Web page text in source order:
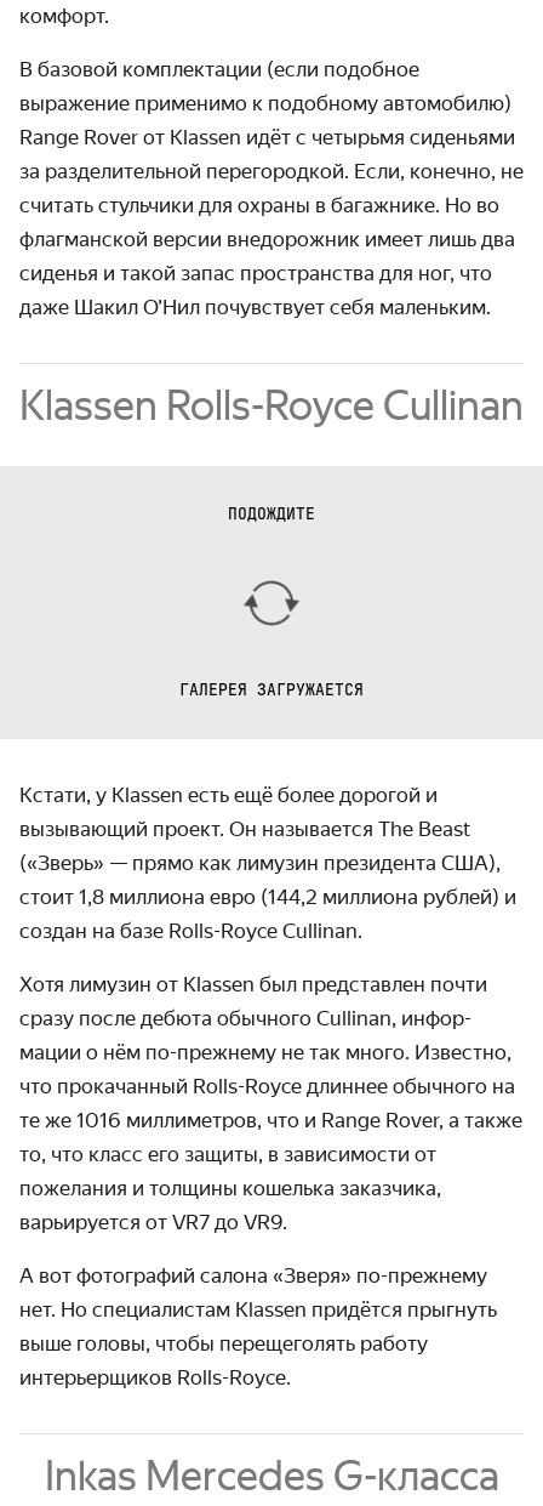
комфорт.
В базовой комплектации (если подобное
выражение применимо к подобному авто­мобилю)
Range Rover от Klassen идёт с четырьмя сиденьями
за раздели­тельной пере­городкой. Если, конечно, не
считать стуль­чики для охраны в багажнике. Но во
флагман­ской версии внедорожник имеет лишь два
сиденья и такой запас простран­ства для ног, что
даже Шакил О’Нил почувствует себя маленьким.
Klassen Rolls-Royce Cullinan
ПОДОЖДИТЕ
ГАЛЕРЕЯ ЗАГРУЖАЕТСЯ
Кстати, у Klassen есть ещё более дорогой и
вызывающий проект. Он называется The Beast
(«Зверь» — прямо как лимузин президента США),
стоит 1,8 миллиона евро (144,2 миллиона рублей) и
создан на базе Rolls-Royce Cullinan.
Хотя лимузин от Klassen был представлен почти
сразу после дебюта обычного Cullinan, инфор­
мации о нём по-прежнему не так много. Известно,
что прокачан­ный Rolls-Royce длиннее обычного на
те же 1016 милли­метров, что и Range Rover, а также
то, что класс его защиты, в зависи­мости от
пожелания и толщины кошелька заказ­чика,
варьиру­ется от VR7 до VR9.
А вот фотографий салона «Зверя» по-прежнему
нет. Но специ­алистам Klassen придётся прыгнуть
выше головы, чтобы пере­щеголять работу
интерьер­щиков Rolls-Royce.
Inkas Mercedes G-класса